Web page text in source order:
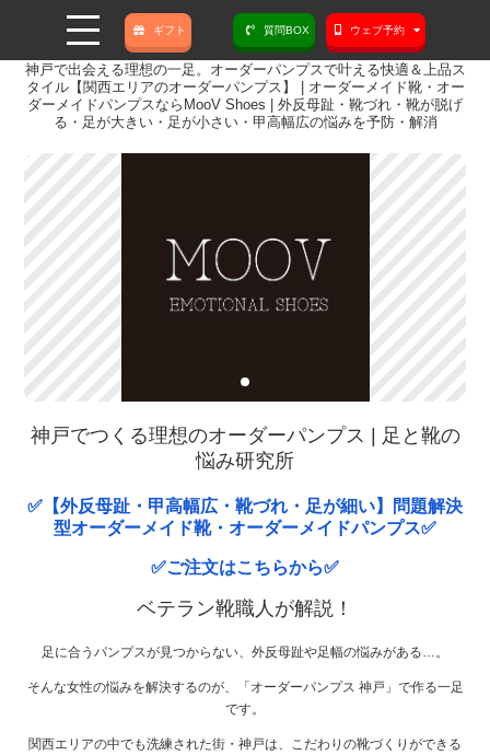
ギフト 質問BOX ウェブ予約
神戸で出会える理想の一足。オーダーパンプスで叶える快適＆上品ス
タイル【関西エリアのオーダーパンプス】 | オーダーメイド靴・オー
ダーメイドパンプスならMooV Shoes | 外反母趾・靴づれ・靴が脱げ
る・足が大きい・足が小さい・甲高幅広の悩みを予防・解消
神戸でつくる理想のオーダーパンプス | 足と靴の
悩み研究所
✅【外反母趾・甲高幅広・靴づれ・足が細い】問題解決
型オーダーメイド靴・オーダーメイドパンプス✅
✅ご注文はこちらから✅
ベテラン靴職人が解説！
足に合うパンプスが見つからない、外反母趾や足幅の悩みがある…。
そんな女性の悩みを解決するのが、「オーダーパンプス 神戸」で作る一足
です。
関西エリアの中でも洗練された街・神戸は、こだわりの靴づくりができる